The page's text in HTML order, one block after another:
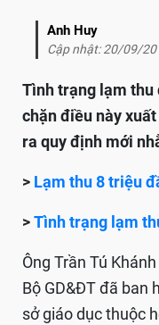
Anh Huy
Cập nhật: 20/09/
Tình trạng lạm thu
chặn điều này
ra quy định mới
> Lạm thu 8 triệu
>Tình trạng lạm
Ông Trần Tú
Bộ GD&ĐT đã ban
sở giáo dục thuộc